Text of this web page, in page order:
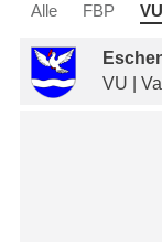
Alle FBP VU
VU |